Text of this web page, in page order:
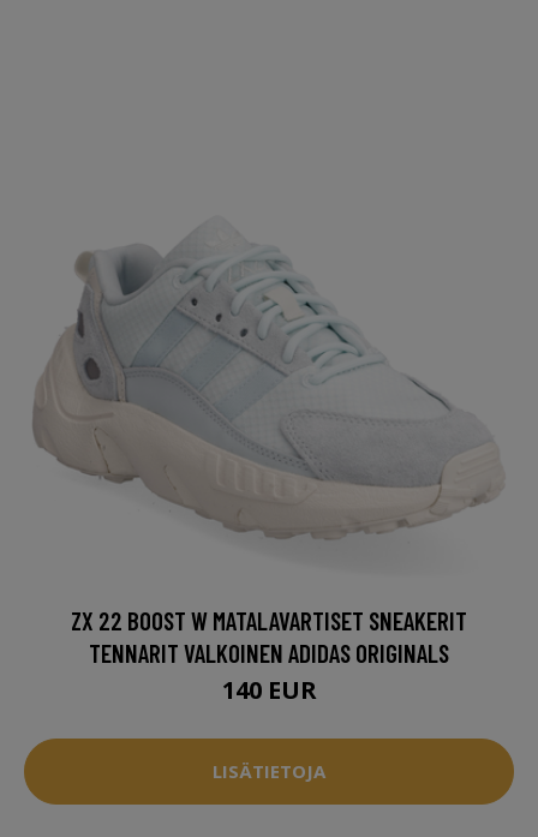
ZX 22 BOOST W MATALAVARTISET SNEAKERIT
TENNARIT VALKOINEN ADIDAS ORIGINALS
140 EUR
LISÄTIETOJA